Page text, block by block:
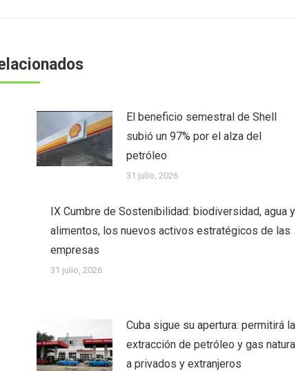
El beneficio semestral de Shell
subió un 97% por el alza del
petróleo
31 julio, 2026
IX Cumbre de Sostenibilidad: biodiversidad, agua y
alimentos, los nuevos activos estratégicos de las
empresas
31 julio, 2026
Cuba sigue su apertura: permitirá la
extracción de petróleo y gas natural
a privados y extranjeros